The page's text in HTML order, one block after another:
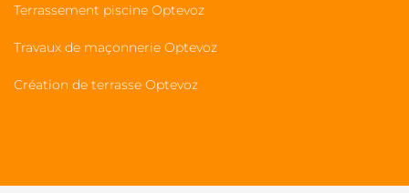
Terrassement piscine Optevoz
Travaux de maçonnerie Optevoz
Création de terrasse Optevoz